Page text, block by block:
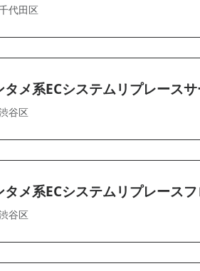
代田区
タメ系ECシステムリプレース
谷区
タメ系ECシステムリプレース
谷区